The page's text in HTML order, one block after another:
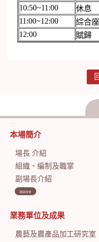
10:50~11:00
休息
11:00~12:00
綜合
12:00
賦歸
:::
本場簡介
場長 介紹
組織、編制及職掌
副場長介紹
more
業務單位及成果
農藝及農產品加工研究室